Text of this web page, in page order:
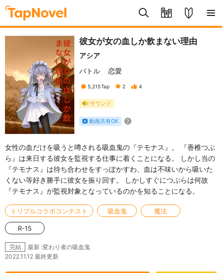
彼女が女の血しか飲まない理由
アシア
バトル
恋愛
5,215Tap 2 4
サウンド
動画共有OK
女性の血だけを吸うと噂される吸血鬼の『テモナス』。 『香椎つぶ
ら』は来日する彼女を監視する仕事に着くことになる。 しかし当の
『テモナス』は待ち合わせをすっぽかすわ、血は不味いから吸いた
くない等好き勝手に彼女を振り回す。 しかしすぐにつぶらは何故
『テモナス』が監視対象となっているのかを知ることになる。
トリプルコラボコンテスト 吸血鬼 魔法
R-15
完結
最新 :変わり者の吸血鬼
2022.11.12 最終更新